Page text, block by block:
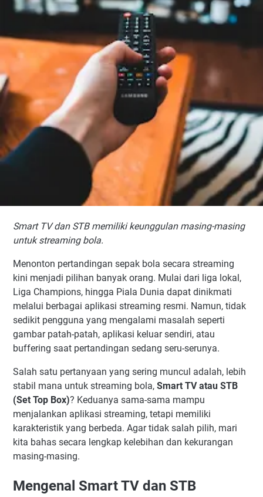
Kekurangan STB Android
Mana yang Lebih Stabil untuk Streaming Bola?
Tips Agar Streaming Bola Tetap Lancar
Gunakan Koneksi Internet Stabil
Tutup Aplikasi yang Tidak Digunakan
Perbarui Sistem Secara Berkala
Hindari STB dengan Spesifikasi Terlalu Rendah
Kesimpulan
Smart TV dan STB memiliki keunggulan masing-masing
untuk streaming bola.
Menonton pertandingan sepak bola secara streaming
kini menjadi pilihan banyak orang. Mulai dari liga lokal,
Liga Champions, hingga Piala Dunia dapat dinikmati
melalui berbagai aplikasi streaming resmi. Namun, tidak
sedikit pengguna yang mengalami masalah seperti
gambar patah-patah, aplikasi keluar sendiri, atau
buffering saat pertandingan sedang seru-serunya.
Salah satu pertanyaan yang sering muncul adalah, lebih
stabil mana untuk streaming bola, Smart TV atau STB
(Set Top Box)? Keduanya sama-sama mampu
menjalankan aplikasi streaming, tetapi memiliki
karakteristik yang berbeda. Agar tidak salah pilih, mari
kita bahas secara lengkap kelebihan dan kekurangan
masing-masing.
Mengenal Smart TV dan STB